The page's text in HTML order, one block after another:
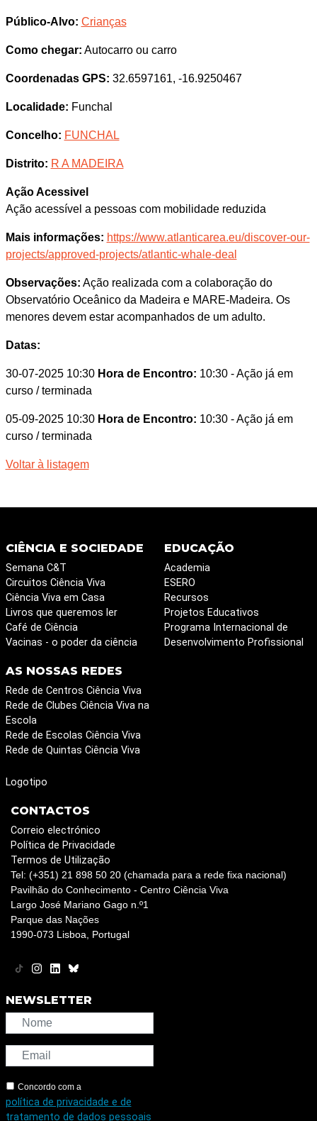
Público-Alvo: Crianças
Como chegar: Autocarro ou carro
Coordenadas GPS: 32.6597161, -16.9250467
Localidade: Funchal
Concelho: FUNCHAL
Distrito: R A MADEIRA
Ação Acessivel
Ação acessível a pessoas com mobilidade reduzida
Mais informações: https://www.atlanticarea.eu/discover-our-
projects/approved-projects/atlantic-whale-deal
Observações: Ação realizada com a colaboração do
Observatório Oceânico da Madeira e MARE-Madeira. Os
menores devem estar acompanhados de um adulto.
Datas:
30-07-2025 10:30 Hora de Encontro: 10:30 - Ação já em
curso / terminada
05-09-2025 10:30 Hora de Encontro: 10:30 - Ação já em
curso / terminada
Voltar à listagem
CIÊNCIA E SOCIEDADE
Semana C&T
Circuitos Ciência Viva
Ciência Viva em Casa
Livros que queremos ler
Café de Ciência
Vacinas - o poder da ciência
EDUCAÇÃO
Academia
ESERO
Recursos
Projetos Educativos
Programa Internacional de
Desenvolvimento Profissional
AS NOSSAS REDES
Rede de Centros Ciência Viva
Rede de Clubes Ciência Viva na
Escola
Rede de Escolas Ciência Viva
Rede de Quintas Ciência Viva
Logotipo
CONTACTOS
Correio electrónico
Política de Privacidade
Termos de Utilização
Tel: (+351) 21 898 50 20 (chamada para a rede fixa nacional)
Pavilhão do Conhecimento - Centro Ciência Viva
Largo José Mariano Gago n.º1
Parque das Nações
1990-073 Lisboa, Portugal
NEWSLETTER
Concordo com a
política de privacidade e de
tratamento de dados pessoais